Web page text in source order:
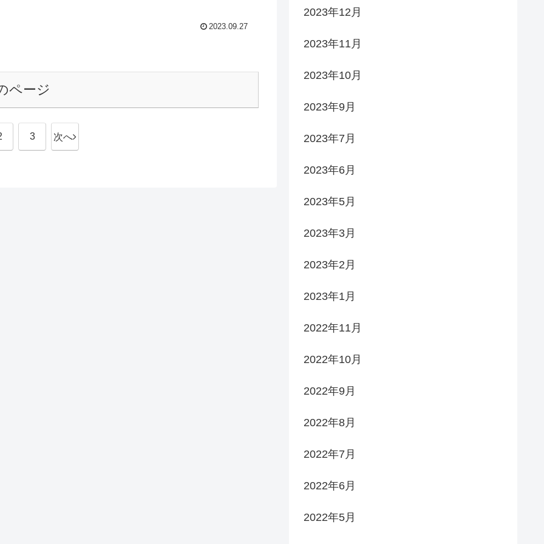
2023.09.27
ページ
3 次へ
2023年12月
2023年11月
2023年10月
2023年9月
2023年7月
2023年6月
2023年5月
2023年3月
2023年2月
2023年1月
2022年11月
2022年10月
2022年9月
2022年8月
2022年7月
2022年6月
2022年5月